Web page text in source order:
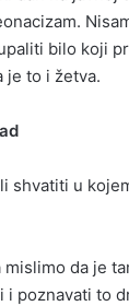
bilo koji
je to i žetva.
shvatiti u
da je
poznavati to